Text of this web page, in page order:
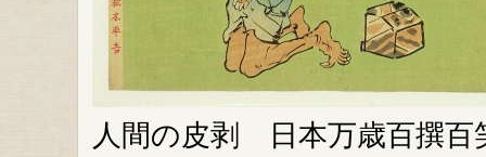
人間の皮剥 日本万歳百撰百